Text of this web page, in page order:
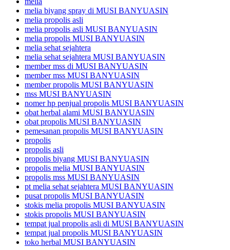
melia biyang spray di MUSI BANYUASIN
melia propolis asli
melia propolis asli MUSI BANYUASIN
melia propolis MUSI BANYUASIN
melia sehat sejahtera
melia sehat sejahtera MUSI BANYUASIN
member mss di MUSI BANYUASIN
member mss MUSI BANYUASIN
member propolis MUSI BANYUASIN
mss MUSI BANYUASIN
nomer hp penjual propolis MUSI BANYUASIN
obat herbal alami MUSI BANYUASIN
obat propolis MUSI BANYUASIN
pemesanan propolis MUSI BANYUASIN
propolis
propolis asli
propolis biyang MUSI BANYUASIN
propolis melia MUSI BANYUASIN
propolis mss MUSI BANYUASIN
pt melia sehat sejahtera MUSI BANYUASIN
pusat propolis MUSI BANYUASIN
stokis melia propolis MUSI BANYUASIN
stokis propolis MUSI BANYUASIN
tempat jual propolis asli di MUSI BANYUASIN
tempat jual propolis MUSI BANYUASIN
toko herbal MUSI BANYUASIN